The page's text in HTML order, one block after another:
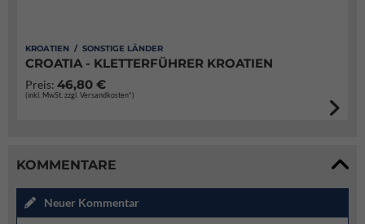
KROATIEN / SONSTIGE LÄNDER
CROATIA - KLETTERFÜHRER KROATIEN
Preis: 46,80 €
(inkl. MwSt. zzgl. Versandkosten*)
KOMMENTARE
Neuer Kommentar